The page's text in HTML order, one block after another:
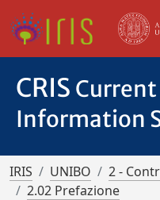
CRIS Current
Information
IRIS UNIBO
2 -
2.02 Prefazione